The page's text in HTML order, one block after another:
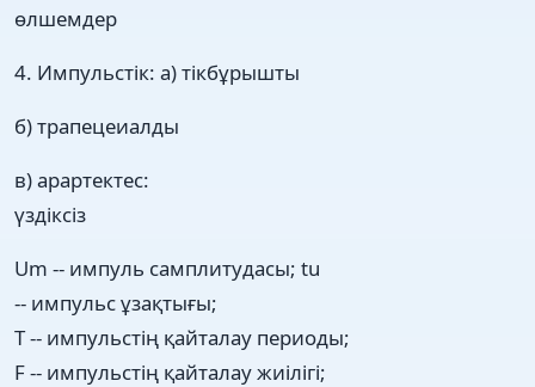
өлшемдер
4. Импульстік: а) тікбұрышты
б) трапецеиалды
в) арартектес:
үздіксіз
Um -- импуль самплитудасы; tu
-- импульс ұзақтығы;
Т -- импульстің қайталау периоды;
F -- импульстің қайталау жиілігі;